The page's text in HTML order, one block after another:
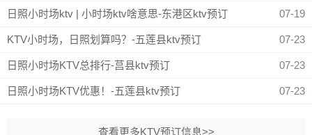
日照小时场ktv | 小时场ktv啥意思-东港区ktv预订 07-19
KTV小时场，日照划算吗？-五莲县ktv预订 07-23
日照小时场KTV总排行-莒县ktv预订 07-23
日照小时场KTV优惠！-五莲县ktv预订 07-23
查看更多KTV预订信息>>